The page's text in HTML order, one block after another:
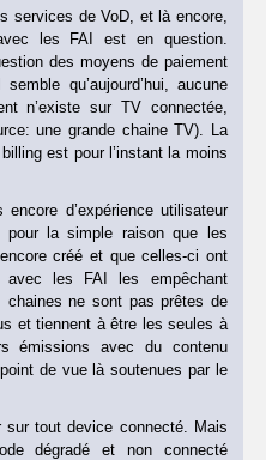
services de VoD, et là encore,
les FAI est en question.
des moyens de paiement
qu’aujourd’hui, aucune
n’existe sur TV connectée,
une grande chaine TV). La
est pour l’instant la moins
encore d’expérience utilisateur
pour la simple raison que les
créé et que celles-ci ont
les FAI les empêchant
chaines ne sont pas prêtes de
et tiennent à être les seules à
émissions avec du contenu
de vue là soutenues par le
sur tout device connecté. Mais
dégradé et non connecté